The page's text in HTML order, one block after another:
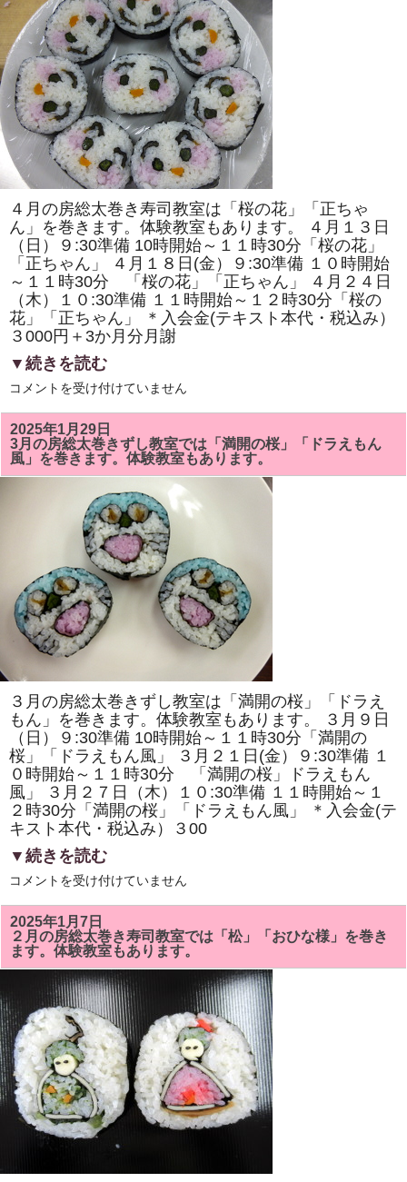
し
室
で
は
「ト
ロ
ッ
コ
列
車」
「二
つ
の
花」
を
巻
き
ま
す。
体
教
室
も
あ
り
す。
４月の房総太巻き寿司教室は「桜の花」「正ちゃ
ん」を巻きます。体験教室もあります。 ４月１３日
（日）９:30準備 10時開始～１１時30分「桜の花」
「正ちゃん」 ４月１８日(金）９:30準備 １０時開始
～１１時30分 「桜の花」「正ちゃん」 ４月２４日
（木）１０:30準備 １１時開始～１２時30分「桜の
花」「正ちゃん」 ＊入会金(テキスト本代・税込み）
３000円＋3か月分月謝
▼続きを読む
4
の
房
総
太
巻
き
「正
ち
ゃ
ん」
ま
す。
体
験
教
室
も
あ
り
ま
す。
は
コメントを受け付けていません
2025年1月29日
3月の房総太巻きずし教室では「満開の桜」「ドラえもん
風」を巻きます。体験教室もあります。
３月の房総太巻きずし教室は「満開の桜」「ドラえ
もん」を巻きます。体験教室もあります。 ３月９日
（日）９:30準備 10時開始～１１時30分「満開の
桜」「ドラえもん風」 ３月２１日(金）９:30準備 １
０時開始～１１時30分 「満開の桜」ドラえもん
風」 ３月２７日（木）１０:30準備 １１時開始～１
２時30分「満開の桜」「ドラえもん風」 ＊入会金(テ
キスト本代・税込み）３00
▼続きを読む
3
の
房
総
太
巻
き
教
室
で
は
「満
開
の
桜」
「ド
ラ
風」
コメントを受け付けていません
2025年1月7日
２月の房総太巻き寿司教室では「松」「おひな様」を巻き
ます。体験教室もあります。